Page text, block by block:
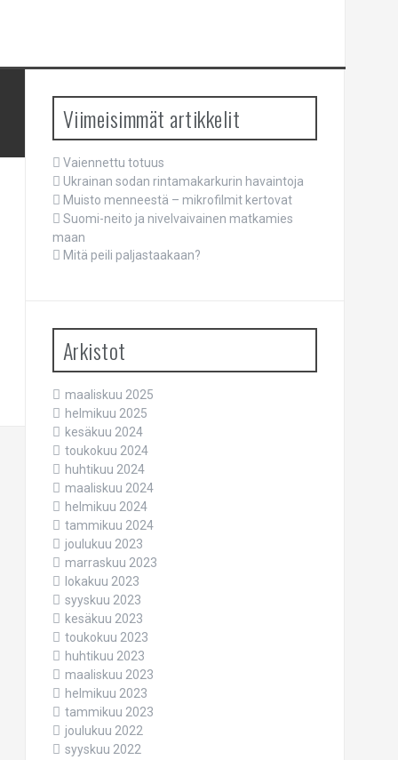
Viimeisimmät artikkelit
Vaiennettu totuus
Ukrainan sodan rintamakarkurin havaintoja
Muisto menneestä – mikrofilmit kertovat
Suomi-neito ja nivelvaivainen matkamies
maan
Mitä peili paljastaakaan?
Arkistot
maaliskuu 2025
helmikuu 2025
kesäkuu 2024
toukokuu 2024
huhtikuu 2024
maaliskuu 2024
helmikuu 2024
tammikuu 2024
joulukuu 2023
marraskuu 2023
lokakuu 2023
syyskuu 2023
kesäkuu 2023
toukokuu 2023
huhtikuu 2023
maaliskuu 2023
helmikuu 2023
tammikuu 2023
joulukuu 2022
syyskuu 2022